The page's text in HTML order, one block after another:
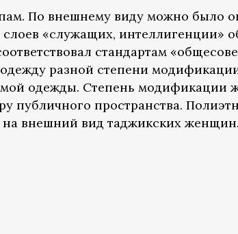
По внешнему виду можно было
«служащих, интеллигенции»
стандартам
разной степени
одежды. Степень модификации
публичного пространства.
на внешний вид таджикских женщин.